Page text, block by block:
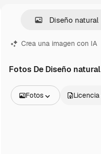
Crea una imagen con IA
Fotos De Diseño natural
Fotos Licencia